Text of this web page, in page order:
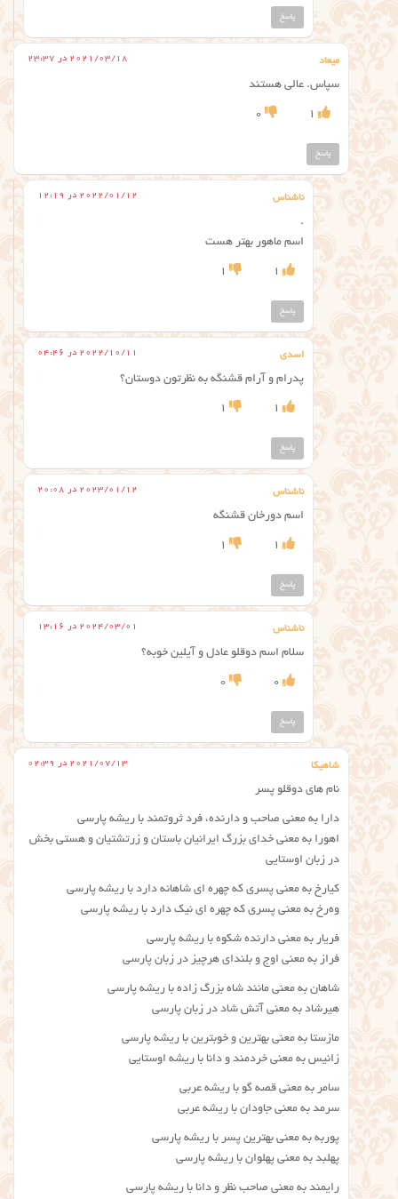
پاسخ
میعاد 2021/03/18 در 23:37
سپاس. عالی هستند
1
0
پاسخ
ناشناس 2022/01/12 در 12:19
.
اسم ماهور بهتر هست
1
1
پاسخ
اسدی 2022/10/11 در 04:46
پدرام و آرام قشنگه به نظرتون دوستان؟
1
1
پاسخ
ناشناس 2023/01/12 در 20:08
اسم دورخان قشنگه
1
1
پاسخ
ناشناس 2024/03/01 در 13:16
سلام اسم دوقلو عادل و آیلین خوبه؟
0
0
پاسخ
شاهیکا 2021/07/13 در 02:39
نام های دوقلو پسر
دارا به معنی صاحب و دارنده، فرد ثروتمند با ریشه پارسی
اهورا به معنی خدای بزرگ ایرانیان باستان و زرتشتیان و هستی بخش
در زبان اوستایی
کیارخ به معنی پسری که چهره ای شاهانه دارد با ریشه پارسی
وه‌رخ به معنی پسری که چهره ای نیک دارد با ریشه پارسی
فریار به معنی دارنده شکوه با ریشه پارسی
فراز به معنی اوج و بلندای هرچیز در زبان پارسی
شاهان به معنی مانند شاه بزرگ زاده با ریشه پارسی
هیرشاد به معنی آتش شاد در زبان پارسی
مازستا به معنی بهترین و خوبترین با ریشه پارسی
زانیس به معنی خردمند و دانا با ریشه اوستایی
سامر به معنی قصه گو با ریشه عربی
سرمد به معنی جاودان با ریشه عربی
پوربه به معنی بهترین پسر با ریشه پارسی
پهلبد به معنی پهلوان با ریشه پارسی
رایمند به معنی صاحب نظر و دانا با ریشه پارسی